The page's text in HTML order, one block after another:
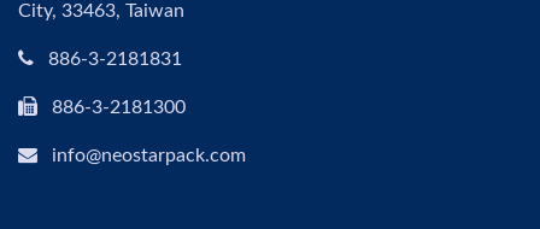
City, 33463, Taiwan
886-3-2181831
886-3-2181300
info@neostarpack.com